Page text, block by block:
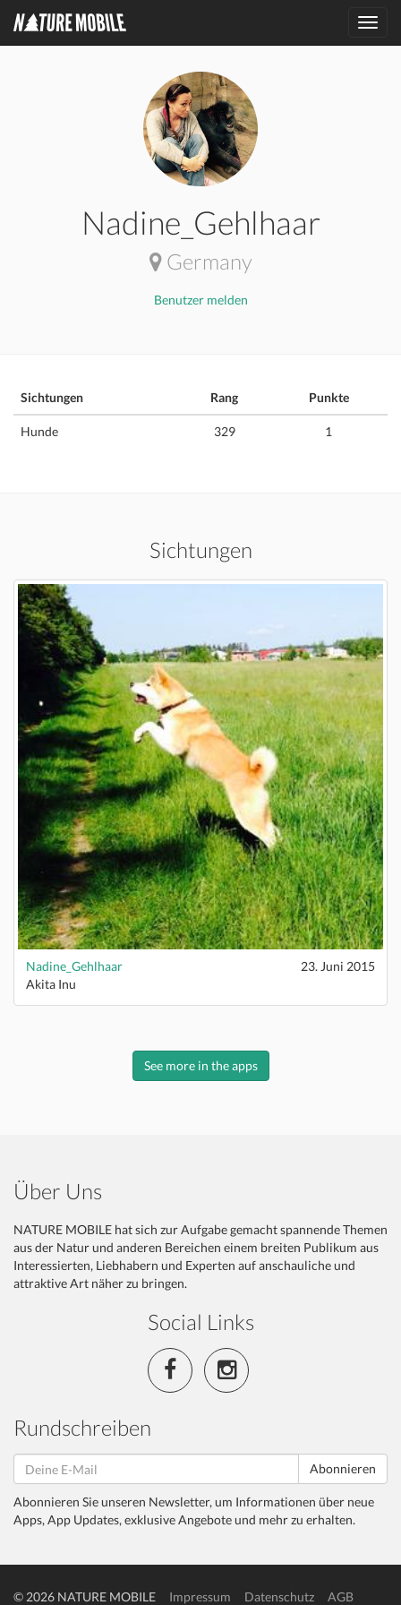
Nadine_Gehlhaar
Germany
Benutzer melden
Sichtungen Rang Punkte
Hunde 329 1
Sichtungen
Nadine_Gehlhaar
23. Juni 2015
Akita Inu
See more in the apps
Über Uns
NATURE MOBILE hat sich zur Aufgabe gemacht spannende Themen
aus der Natur und anderen Bereichen einem breiten Publikum aus
Interessierten, Liebhabern und Experten auf anschauliche und
attraktive Art näher zu bringen.
Social Links
Rundschreiben
Abonnieren
Abonnieren Sie unseren Newsletter, um Informationen über neue
Apps, App Updates, exklusive Angebote und mehr zu erhalten.
© 2026 NATURE MOBILE Impressum Datenschutz AGB